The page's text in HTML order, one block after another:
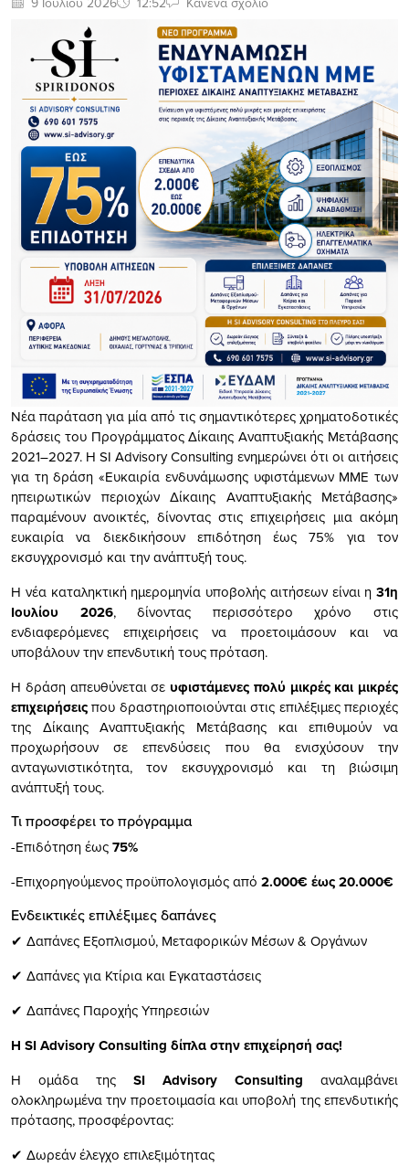
Νέα παράταση για μία από τις σημαντικότερες χρηματοδοτικές
δράσεις του Προγράμματος Δίκαιης Αναπτυξιακής Μετάβασης
2021–2027. Η SI Advisory Consulting ενημερώνει ότι οι αιτήσεις
για τη δράση «Ευκαιρία ενδυνάμωσης υφιστάμενων ΜΜΕ των
ηπειρωτικών περιοχών Δίκαιης Αναπτυξιακής Μετάβασης»
παραμένουν ανοικτές, δίνοντας στις επιχειρήσεις μια ακόμη
ευκαιρία να διεκδικήσουν επιδότηση έως 75% για τον
εκσυγχρονισμό και την ανάπτυξή τους.
Η νέα καταληκτική ημερομηνία υποβολής αιτήσεων είναι η 31η
Ιουλίου 2026, δίνοντας περισσότερο χρόνο στις
ενδιαφερόμενες επιχειρήσεις να προετοιμάσουν και να
υποβάλουν την επενδυτική τους πρόταση.
Η δράση απευθύνεται σε υφιστάμενες πολύ μικρές και μικρές
επιχειρήσειςπου δραστηριοποιούνται στις επιλέξιμες περιοχές
της Δίκαιης Αναπτυξιακής Μετάβασης και επιθυμούν να
προχωρήσουν σε επενδύσεις που θα ενισχύσουν την
ανταγωνιστικότητα, τον εκσυγχρονισμό και τη βιώσιμη
ανάπτυξή τους.
Τι προσφέρει το πρόγραμμα
-Επιδότηση έως75%
-Επιχορηγούμενος προϋπολογισμός από 2.000€ έως 20.000€
Ενδεικτικές επιλέξιμες δαπάνες
✔ Δαπάνες Εξοπλισμού, Μεταφορικών Μέσων & Οργάνων
✔ Δαπάνες για Κτίρια και Εγκαταστάσεις
✔ Δαπάνες Παροχής Υπηρεσιών
Η SI Advisory Consulting δίπλα στην επιχείρησή σας!
Η ομάδα της SI Advisory Consulting αναλαμβάνει
ολοκληρωμένα την προετοιμασία και υποβολή της επενδυτικής
πρότασης, προσφέροντας:
✔ Δωρεάν έλεγχο επιλεξιμότητας